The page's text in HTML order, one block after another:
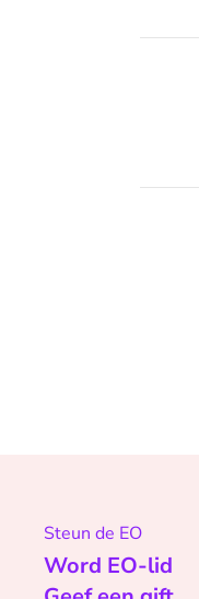
Hoe
Ook
Steun de EO
Word EO-lid